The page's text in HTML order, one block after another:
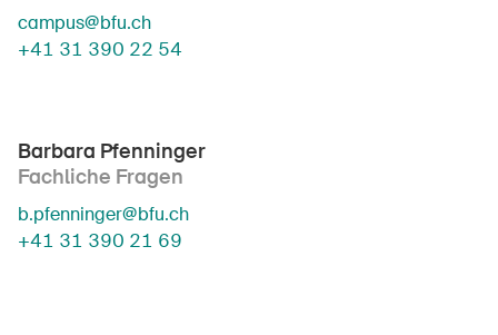
campus@bfu.ch
+41 31 390 22 54
Barbara Pfenninger
Fachliche Fragen
b.pfenninger@bfu.ch
+41 31 390 21 69